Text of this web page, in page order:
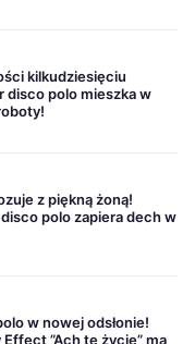
kilkudziesięciu
disco polo mieszka w
z piękną żoną!
polo zapiera dech w
w nowej odsłonie!
”Ach te życie” ma